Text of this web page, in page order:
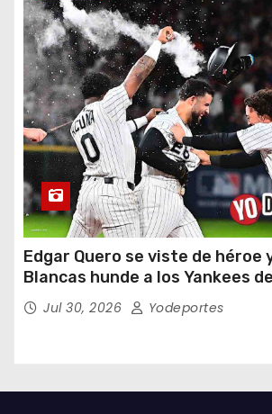
Edgar Quero se viste de héroe
Blancas hunde a los Yankees
en doce entradas
Jul 30, 2026 Yodeportes